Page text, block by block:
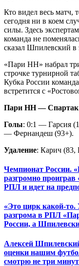
Кто видел весь матч,
сегодня ни в коем
силы. Здесь
команда не
сказал Шпилевский в
«Пари НН» набрал
строчке турнирной
Кубка России
встретится с
Пари НН —
Голы: 0:1 — Гарсия
— Фернандеш (93+).
Удаление: Карич
Чемпионат России.
разгромно проиграв
РПЛ и идет на
«Это цирк
разгрома в РПЛ
России, а
Алексей
оценки нашим
смотрю не три